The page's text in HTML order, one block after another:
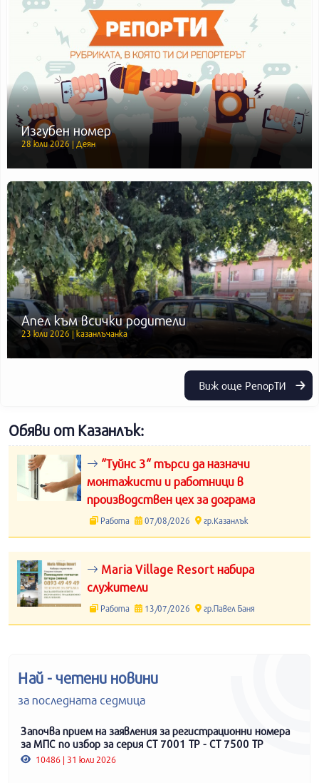
Изгубен номер
28 юли 2026 | Деян
Апел към всички родители
23 юли 2026 | казанлъчанка
Виж още РепорТИ
Обяви от Казанлък:
“Туйнс 3“ търси да назначи
монтажисти и работници в
производствен цех за дограма
Работа 07/08/2026 гр.Казанлък
Maria Village Resort набира
служители
Работа 13/07/2026 гр.Павел Баня
Най - четени новини
за последната седмица
Започва прием на заявления за регистрационни номера
за МПС по избор за серия СТ 7001 ТР - СТ 7500 ТР
10486 | 31 юли 2026